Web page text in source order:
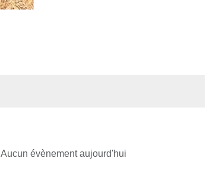
Aucun évènement aujourd'hui